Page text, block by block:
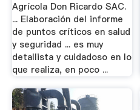
Agrícola Don Ricardo SAC.
... Elaboración del informe
de puntos críticos en salud
y seguridad ... es muy
detallista y cuidadoso en lo
que realiza, en poco ...